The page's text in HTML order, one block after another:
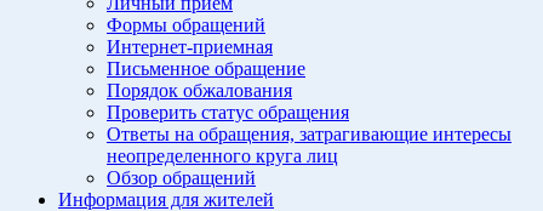
Формы обращений
Интернет-приемная
Письменное обращение
Порядок обжалования
Проверить статус обращения
Ответы на обращения, затрагивающие интересы
неопределенного круга лиц
Обзор обращений
Информация для жителей